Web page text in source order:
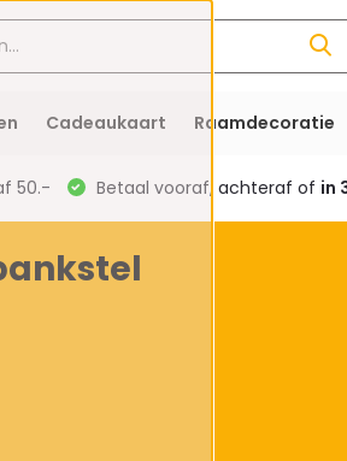
Cadeaukaart Raamdecoratie
50.- Betaal vooraf, achteraf of in